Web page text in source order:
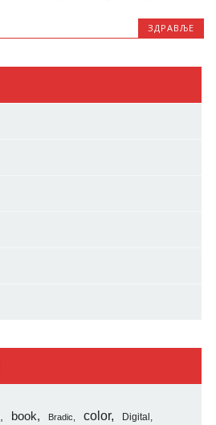
ЗДРАВЉЕ
book Bradic color Digital